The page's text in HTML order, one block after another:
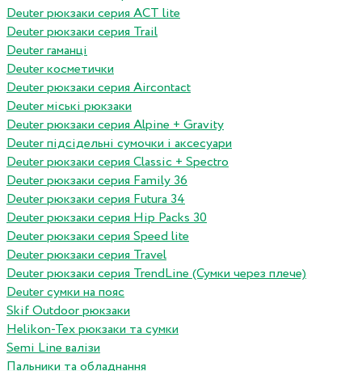
Deuter рюкзаки серия ACT lite
Deuter рюкзаки серия Trail
Deuter гаманці
Deuter косметички
Deuter рюкзаки серия Aircontact
Deuter міські рюкзаки
Deuter рюкзаки серия Alpine + Gravity
Deuter підсідельні сумочки і аксесуари
Deuter рюкзаки серия Classic + Spectro
Deuter рюкзаки серия Family 36
Deuter рюкзаки серия Futura 34
Deuter рюкзаки серия Hip Packs 30
Deuter рюкзаки серия Speed lite
Deuter рюкзаки серия Travel
Deuter рюкзаки серия TrendLine (Сумки через плече)
Deuter сумки на пояс
Skif Outdoor рюкзаки
Helikon-Tex рюкзаки та сумки
Semi Line валізи
Пальники та обладнання